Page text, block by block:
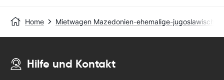
Home Mietwagen Mazedonien-ehemalige-jugoslawische-
Hilfe und Kontakt